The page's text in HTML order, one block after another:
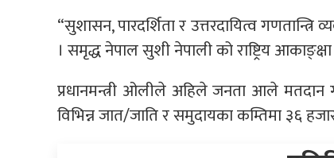
“सुशासन, पारदर्शिता र उत्तरदायित्व
। समृद्ध नेपाल सुशी नेपाली को राष्ट्रिय
प्रधानमन्त्री ओलीले अहिले जनता आले मतदान
विभिन्न जात/जाति र समुदायका कम्तिमा ३६